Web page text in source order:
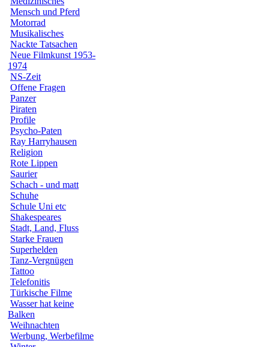
Mensch und Pferd
Motorrad
Musikalisches
Nackte Tatsachen
Neue Filmkunst 1953-
1974
NS-Zeit
Offene Fragen
Panzer
Piraten
Profile
Psycho-Paten
Ray Harryhausen
Religion
Rote Lippen
Saurier
Schach - und matt
Schuhe
Schule Uni etc
Shakespeares
Stadt, Land, Fluss
Starke Frauen
Superhelden
Tanz-Vergnügen
Tattoo
Telefonitis
Türkische Filme
Wasser hat keine
Balken
Weihnachten
Werbung, Werbefilme